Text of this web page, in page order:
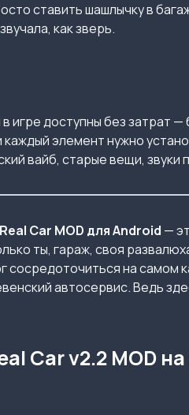
ставить шашлычку в
как зверь.
игре доступны без затрат —
каждый элемент нужно
вайб, старые вещи, звуки
Car MOD для Android —
ты, гараж, своя
сосредоточиться на самом
автосервис. Ведь
Car v2.2 MOD